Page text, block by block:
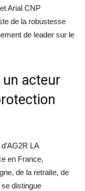
Arial CNP
de la robustesse
de leader sur le
un acteur
LA
en France,
de la retraite, de
distingue